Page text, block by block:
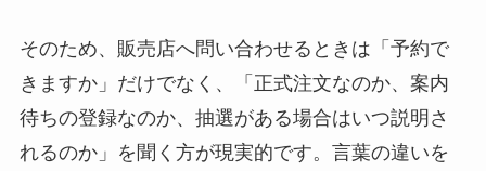
そのため、販売店へ問い合わせるときは「予約で
きますか」だけでなく、「正式注文なのか、案内
待ちの登録なのか、抽選がある場合はいつ説明さ
れるのか」を聞く方が現実的です。言葉の違いを